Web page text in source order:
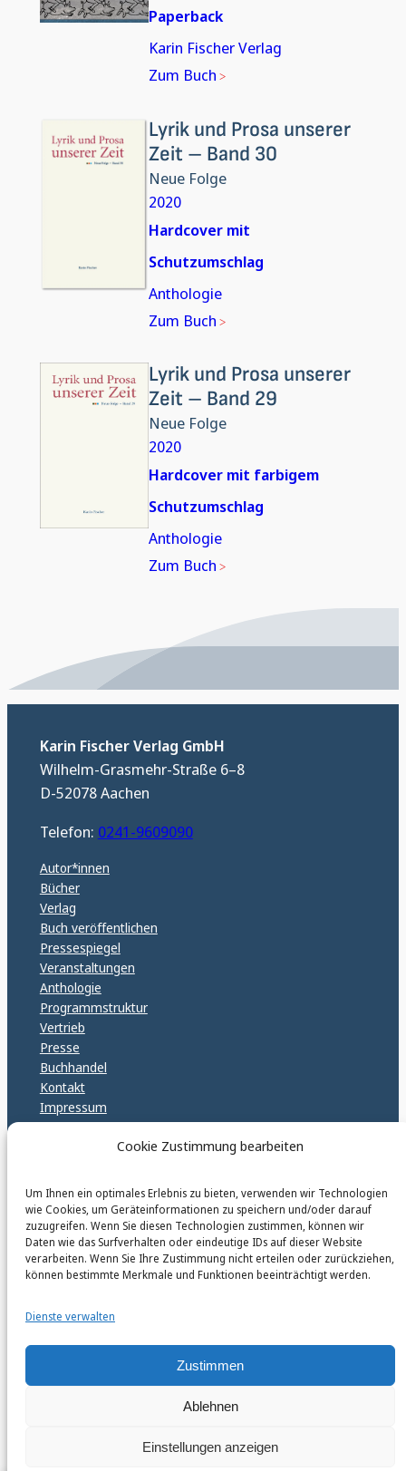
Cookie Zustimmung bearbeiten
Um Ihnen ein optimales Erlebnis zu bieten, verwenden wir Technologien
wie Cookies, um Geräteinformationen zu speichern und/oder darauf
zuzugreifen. Wenn Sie diesen Technologien zustimmen, können wir
Daten wie das Surfverhalten oder eindeutige IDs auf dieser Website
verarbeiten. Wenn Sie Ihre Zustimmung nicht erteilen oder zurückziehen,
können bestimmte Merkmale und Funktionen beeinträchtigt werden.
Dienste verwalten
Zustimmen
Ablehnen
Einstellungen anzeigen
Paperback
Karin Fischer Verlag
Zum Buch
Lyrik und Prosa unserer
Zeit – Band 30
Neue Folge
2020
Hardcover mit
Schutzumschlag
Anthologie
Zum Buch
Lyrik und Prosa unserer
Zeit – Band 29
Neue Folge
2020
Hardcover mit farbigem
Schutzumschlag
Anthologie
Zum Buch
Karin Fischer Verlag GmbH
Wilhelm-Grasmehr-Straße 6–8
D-52078 Aachen
Telefon: 0241-9609090
Autor*innen
Bücher
Verlag
Buch veröffentlichen
Pressespiegel
Veranstaltungen
Anthologie
Programmstruktur
Vertrieb
Presse
Buchhandel
Kontakt
Impressum
Datenschutz
Cookie Policy (EU)
karinfischerverlag_ac
@karinfischerverlag_ac